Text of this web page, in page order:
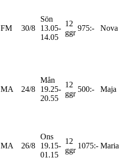
FM 30/8
Sön
13.05-
14.05
12
ggr
975:- Nova
MA 24/8
Mån
19.25-
20.55
12
ggr
500:- Maja
MA 26/8
Ons
19.15-
01.15
12
ggr
1075:- Maria